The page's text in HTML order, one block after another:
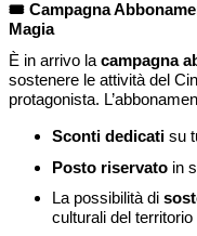
🎟️ Campagna
Magia
È in arrivo la campagna
sostenere le attività del
protagonista.
Sconti dedicati su
Posto riservato in
La possibilità di
culturali del territorio